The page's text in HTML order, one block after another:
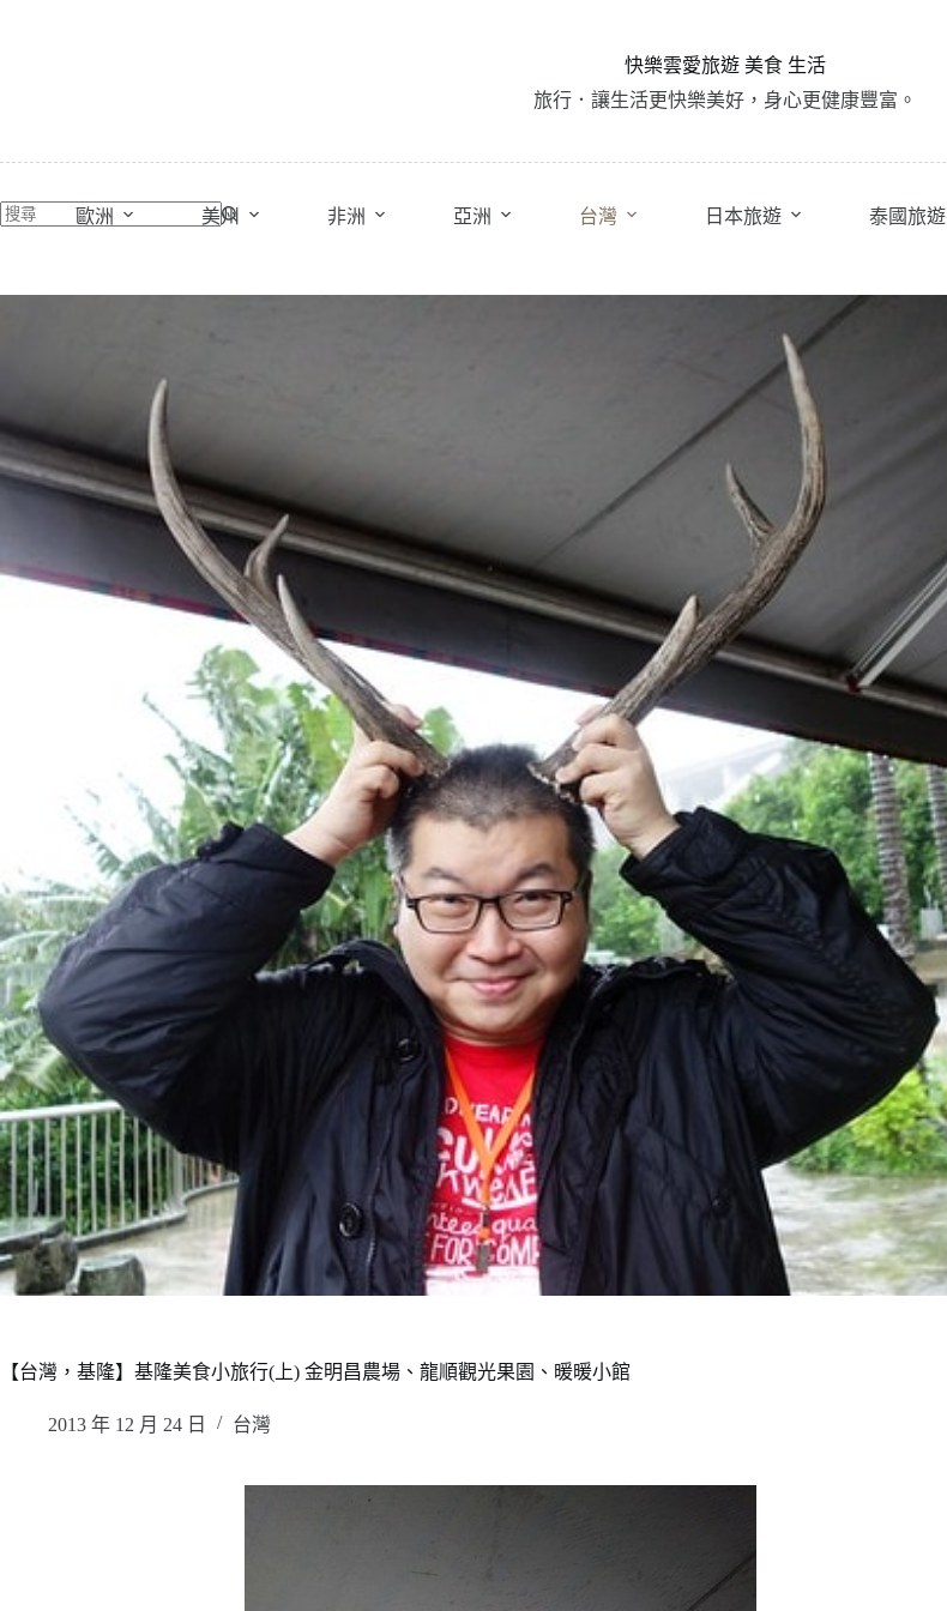
容
快樂雲愛旅遊 美食 生活
旅行．讓生活更快樂美好，身心更健康豐富。
歐洲 美州 非洲 亞洲 台灣 日本旅遊 泰國旅遊
【台灣，基隆】基隆美食小旅行(上) 金明昌農場、龍順觀光果園、暖暖小館
2013 年 12 月 24 日 台灣